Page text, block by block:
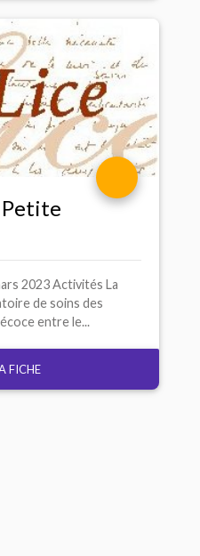
Petite
2023 Activités La
de soins des
entre le...
FICHE